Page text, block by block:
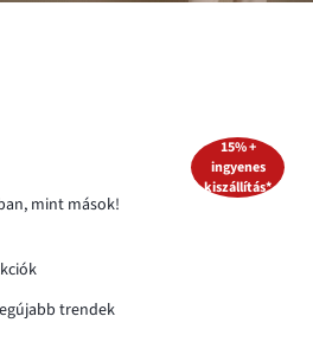
mint mások!
trendek
15% +
ingyenes
kiszállítás*